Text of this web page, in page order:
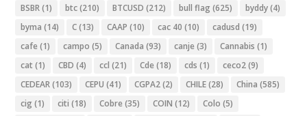
BSBR(1) btc(210) BTCUSD (212) bull flag (625) byddy(4)
byma (14) C(13) CAAP (10) cac 40 (10) cadusd (19)
cafe (1) campo (5) Canada (93) canje (3) Cannabis (1)
cat (1) CBD (4) ccl (21) Cde (18) cds (1) ceco2(9)
CEDEAR(103) CEPU (41) CGPA2(2) CHILE(28) China (585)
cig (1) citi (18) Cobre (35) COIN (12) Colo (5)